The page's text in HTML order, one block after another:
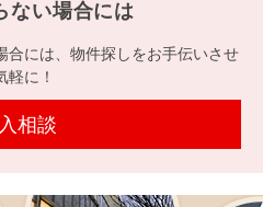
築・
中古
建て
事業
却
相
（名
）
案内（関
西）
Way
図
役員一
覧
地
ニュース
情報
ない場合には
合には、物件探しをお手伝いさせ
軽に！
相談